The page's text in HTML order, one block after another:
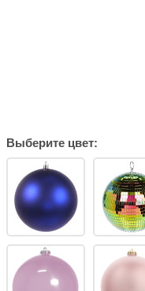
Выберите цвет: